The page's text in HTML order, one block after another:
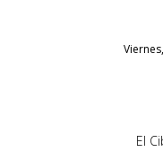
El